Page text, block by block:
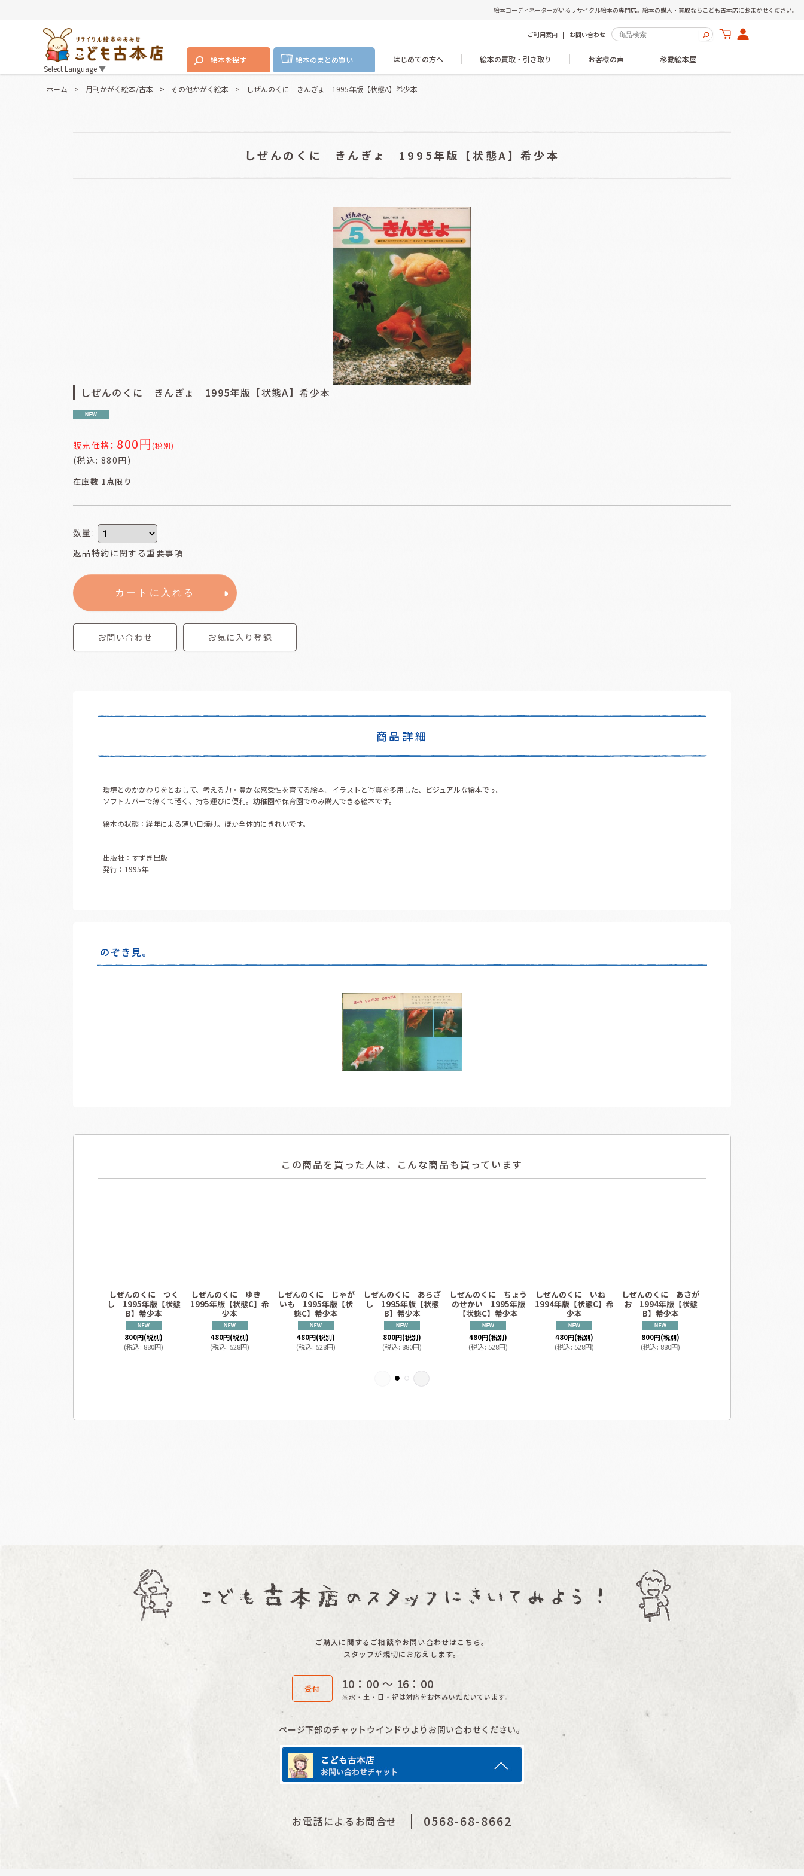
絵本コーディネーターがいるリサイクル絵本の専門店。絵本の購入・買取ならこども古本店におまかせください。
Select Language▼
ご利用案内 お問い合わせ
絵本を探す 絵本のまとめ買い はじめての方へ 絵本の買取・引き取り お客様の声 移動絵本屋
ホーム > 月刊かがく絵本/古本 > その他かがく絵本 > しぜんのくに きんぎょ 1995年版【状態A】希少本
しぜんのくに きんぎょ 1995年版【状態A】希少本
しぜんのくに きんぎょ 1995年版【状態A】希少本
販売価格 : 800円(税別)
(税込: 880円)
在庫数 1点限り
数量 :
返品特約に関する重要事項
カートに入れる
お問い合わせ お気に入り登録
商品詳細
環境とのかかわりをとおして、考える力・豊かな感受性を育てる絵本。イラストと写真を多用した、ビジュアルな絵本です。
ソフトカバーで薄くて軽く、持ち運びに便利。幼稚園や保育園でのみ購入できる絵本です。
絵本の状態：経年による薄い日焼け。ほか全体的にきれいです。
出版社：すずき出版
発行：1995年
のぞき見。
この商品を買った人は、こんな商品も買っています
しぜんのくに つく
し 1995年版【状態
B】希少本
800円(税別)
(税込: 880円)
しぜんのくに ゆき
1995年版【状態C】希
少本
480円(税別)
(税込: 528円)
しぜんのくに じゃが
いも 1995年版【状
態C】希少本
480円(税別)
(税込: 528円)
しぜんのくに あらざ
し 1995年版【状態
B】希少本
800円(税別)
(税込: 880円)
しぜんのくに ちょう
のせかい 1995年版
【状態C】希少本
480円(税別)
(税込: 528円)
しぜんのくに いね
1994年版【状態C】希
少本
480円(税別)
(税込: 528円)
しぜんのくに あさが
お 1994年版【状態
B】希少本
800円(税別)
(税込: 880円)
ご購入に関するご相談やお問い合わせはこちら。
スタッフが親切にお応えします。
受付 10：00 〜 16：00
※水・土・日・祝は対応をお休みいただいています。
ページ下部のチャットウインドウよりお問い合わせください。
お電話によるお問合せ 0568-68-8662